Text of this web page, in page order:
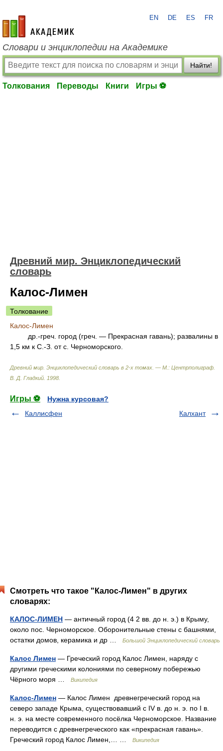
academic.ru
EN DE ES FR
Словари и энциклопедии на Академике
Найти!
Толкования Переводы Книги Игры ⚽
Древний мир. Энциклопедический
словарь
Калос-Лимен
Толкование
Калос-Лимен
др.-греч. город (греч. — Прекрасная гавань); развалины в
1,5 км к С.-З. от с. Черноморского.
Древний мир. Энциклопедический словарь в 2-х томах. — М.: Центрполиграф
В. Д. Гладкий 1998
Игры ⚽
Нужна курсовая?
Каллисфен
Калхант
Смотреть что такое "Калос-Лимен" в других
словарях:
КАЛОС-ЛИМЕН — античный город (4 2 вв. до н. э.) в Крыму,
около пос. Черноморское. Оборонительные стены с башнями,
остатки домов, керамика и др …
Большой Энциклопедический словарь
Калос Лимен — Греческий город Калос Лимен, наряду с
другими греческими колониями по северному побережью
Чёрного моря …
Википедия
Калос-Лимен — Калос Лимен древнегреческий город на
северо западе Крыма, существовавший с IV в. до н. э. по I в.
н. э. на месте современного посёлка Черноморское. Название
переводится с древнегреческого как «прекрасная гавань».
Греческий город Калос Лимен,… …
Википедия